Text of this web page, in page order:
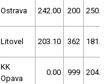
Ostrava 242.00 200 250.00
Litovel 203.10 362 181.70
KK
Opava
0.00 999 204.30